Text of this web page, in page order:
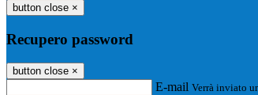
button close ×
Recupero password
button close ×
E-mail Verrà inviato